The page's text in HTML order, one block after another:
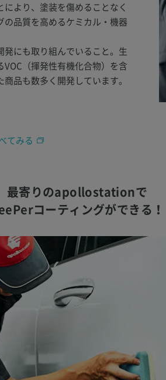
より、塗装を傷めることなく
品質を高めるケミカル・機器
にも取り組んでいること。生
（揮発性有機化合物）を含
品も数多く開発しています。
てみる
最寄りのapollostationで
コーティングができる！